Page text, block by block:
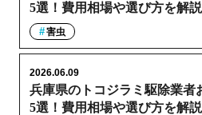
5選！費用相場や選び方を解説
害虫
兵庫県のトコジラミ駆除業者
5選！費用相場や選び方を解説
2026.06.09